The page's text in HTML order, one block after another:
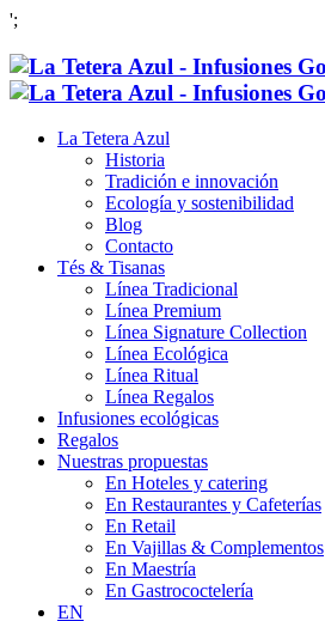
';
La Tetera Azul
Historia
Tradición e innovación
Ecología y sostenibilidad
Blog
Contacto
Tés & Tisanas
Línea Tradicional
Línea Premium
Línea Signature Collection
Línea Ecológica
Línea Ritual
Línea Regalos
Infusiones ecológicas
Regalos
Nuestras propuestas
En Hoteles y catering
En Restaurantes y Cafeterías
En Retail
En Vajillas & Complementos
En Maestría
En Gastrococtelería
EN